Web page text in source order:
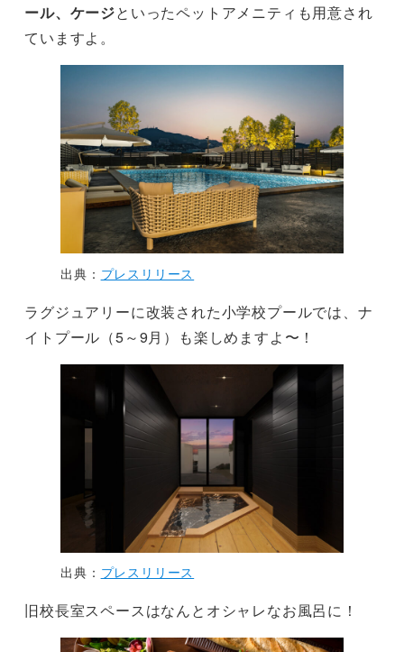
ール、ケージといったペットアメニティも用意され
ていますよ。
出典： プレスリリース
ラグジュアリーに改装された小学校プールでは、ナ
イトプール（5～9月）も楽しめますよ〜！
出典： プレスリリース
旧校長室スペースはなんとオシャレなお風呂に！